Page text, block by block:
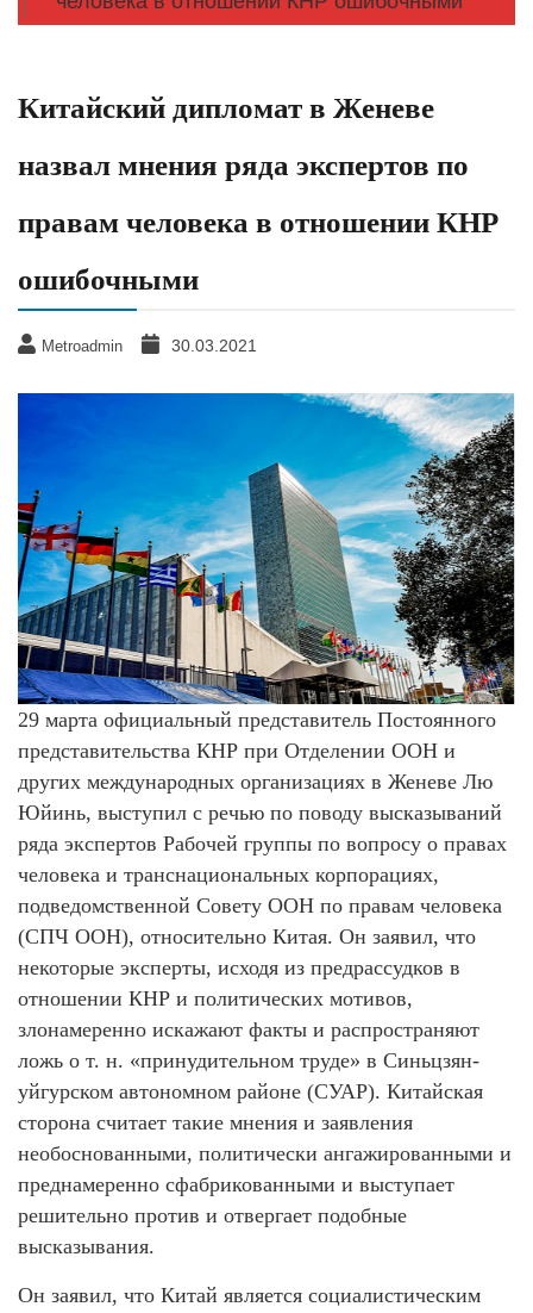
Китайский дипломат в Женеве
назвал мнения ряда экспертов по
правам человека в отношении КНР
ошибочными
Metroadmin 30.03.2021
29 марта официальный представитель Постоянного
представительства КНР при Отделении ООН и
других международных организациях в Женеве Лю
Юйинь, выступил с речью по поводу высказываний
ряда экспертов Рабочей группы по вопросу о правах
человека и транснациональных корпорациях,
подведомственной Совету ООН по правам человека
(СПЧ ООН), относительно Китая. Он заявил, что
некоторые эксперты, исходя из предрассудков в
отношении КНР и политических мотивов,
злонамеренно искажают факты и распространяют
ложь о т. н. «принудительном труде» в Синьцзян-
уйгурском автономном районе (СУАР). Китайская
сторона считает такие мнения и заявления
необоснованными, политически ангажированными и
преднамеренно сфабрикованными и выступает
решительно против и отвергает подобные
высказывания.
Он заявил, что Китай является социалистическим